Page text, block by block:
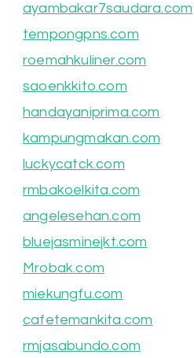
ayambakar7saudara.com
tempongpns.com
roemahkuliner.com
saoenkkito.com
handayaniprima.com
kampungmakan.com
luckycatck.com
rmbakoelkita.com
angelesehan.com
bluejasminejkt.com
Mrobak.com
miekungfu.com
cafetemankita.com
rmjasabundo.com